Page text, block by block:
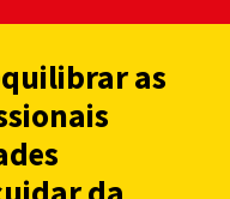
as